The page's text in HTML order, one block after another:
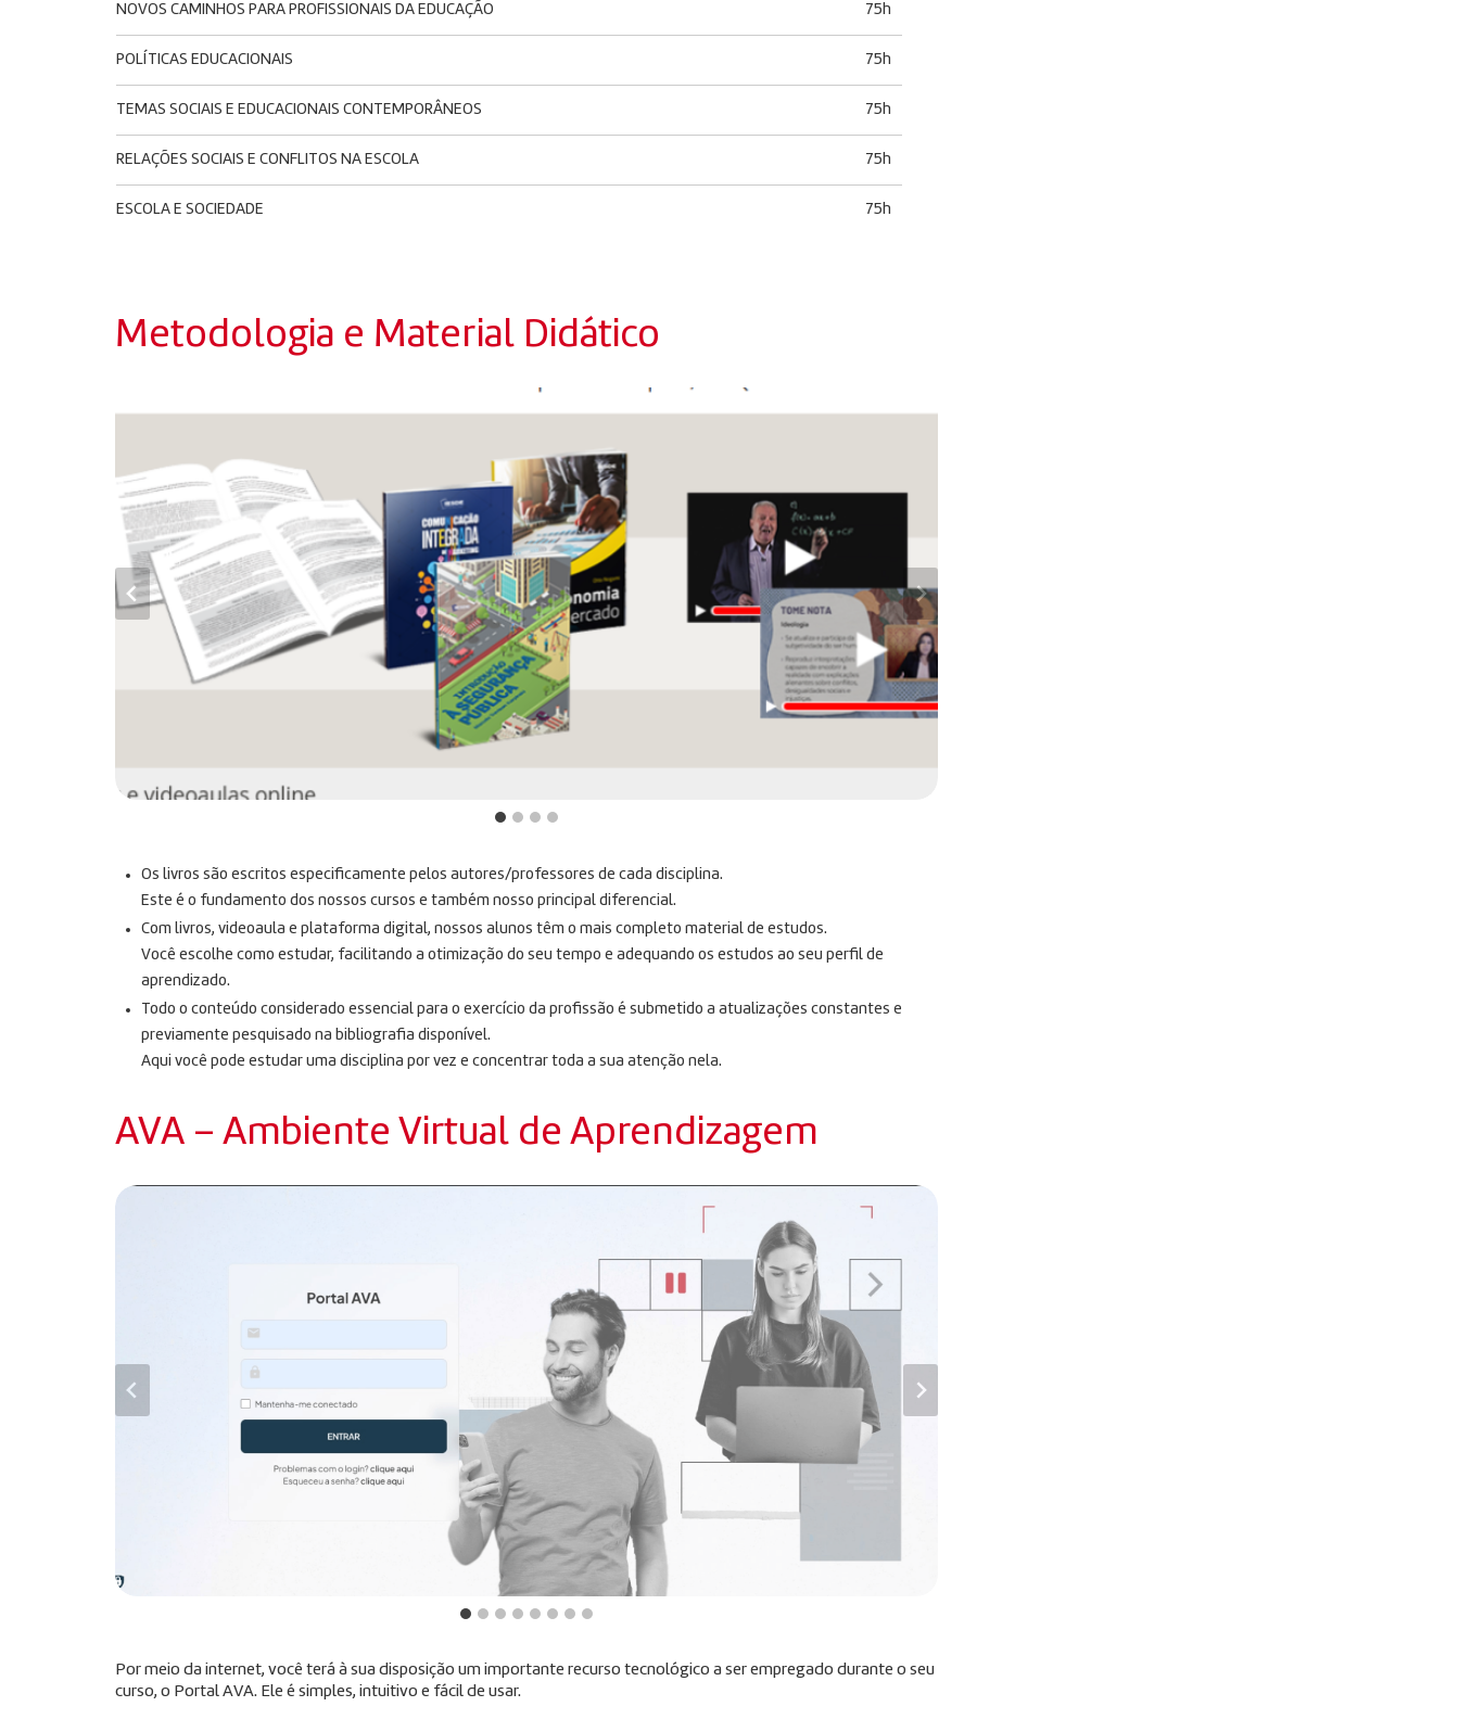
NOVOS CAMINHOS PARA PROFISSIONAIS DA EDUCAÇÃO 75h
POLÍTICAS EDUCACIONAIS 75h
TEMAS SOCIAIS E EDUCACIONAIS CONTEMPORÂNEOS 75h
RELAÇÕES SOCIAIS E CONFLITOS NA ESCOLA 75h
ESCOLA E SOCIEDADE 75h
Metodologia e Material Didático
Os livros são escritos especificamente pelos autores/professores de cada disciplina.
Este é o fundamento dos nossos cursos e também nosso principal diferencial.
Com livros, videoaula e plataforma digital, nossos alunos têm o mais completo material de estudos.
Você escolhe como estudar, facilitando a otimização do seu tempo e adequando os estudos ao seu perfil de
aprendizado.
Todo o conteúdo considerado essencial para o exercício da profissão é submetido a atualizações constantes e
previamente pesquisado na bibliografia disponível.
Aqui você pode estudar uma disciplina por vez e concentrar toda a sua atenção nela.
AVA – Ambiente Virtual de Aprendizagem
Por meio da internet, você terá à sua disposição um importante recurso tecnológico a ser empregado durante o seu
curso, o Portal AVA. Ele é simples, intuitivo e fácil de usar.